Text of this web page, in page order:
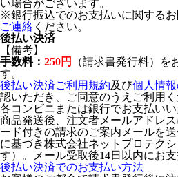
い場合がございます。
※銀行振込でのお支払いに関する
ご連絡 ください。
後払い決済
【備考】
手数料： 250円
（請求書発行料）を
す。
後払い決済ご利用規約及び個人情
認いただき、ご同意のうえご利用く
各コンビニまたは銀行でお支払いい
商品発送後、注文者メールアドレ
ード付きの請求のご案内メールを
に基づき株式会社ネットプロテク
す）。メール受取後14日以内にお支
後払い決済でのお支払い方法